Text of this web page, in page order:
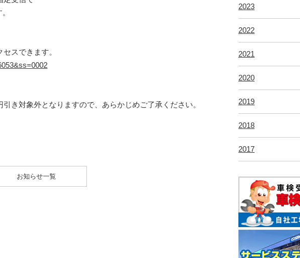
スできます。
き対象外となりますので、あらかじめご了承ください。
お知らせ一覧
2023
2022
2021
2020
2019
2018
2017